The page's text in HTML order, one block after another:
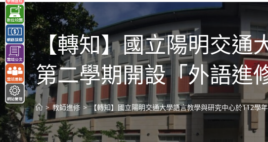
內
容
【轉知】國立陽明交通
第二學期開設「外語進
> 教師進修 > 【轉知】國立陽明交通大學語言教學與研究中心於112學